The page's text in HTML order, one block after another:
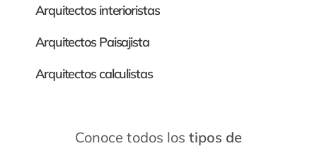
Arquitectos interioristas
ArquitectosPaisajista
Arquitectos calculistas
Conoce todos lostipos de